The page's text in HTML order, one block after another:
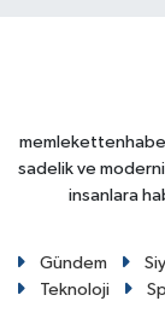
sadelik ve
insanlara
Gündem
Teknoloji